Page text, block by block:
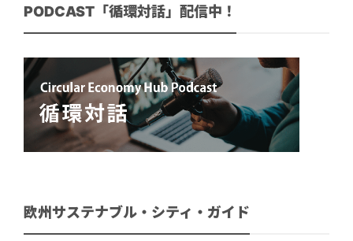
PODCAST「循環対話」配信中！
欧州サステナブル・シティ・ガイド